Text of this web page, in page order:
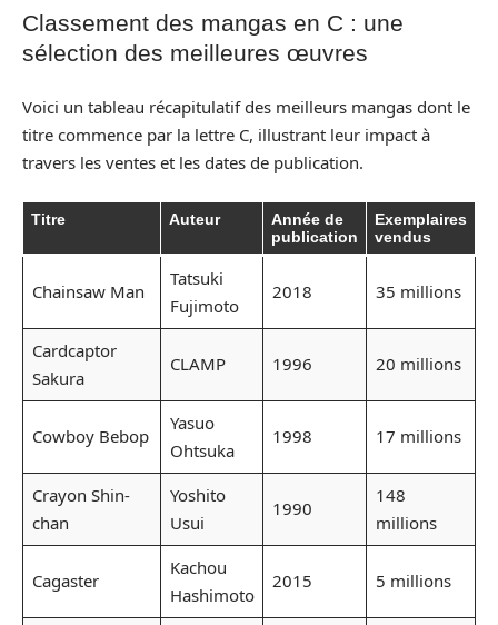
Classement des mangas en C : une
sélection des meilleures œuvres
Voici un tableau récapitulatif des meilleurs mangas dont le
titre commence par la lettre C, illustrant leur impact à
travers les ventes et les dates de publication.
Titre Auteur
Année de
publication
Exemplaires
vendus
Chainsaw Man
Tatsuki
Fujimoto
2018 35 millions
Cardcaptor
Sakura
CLAMP 1996 20 millions
Cowboy Bebop
Yasuo
Ohtsuka
1998 17 millions
Crayon Shin-
chan
Yoshito
Usui
1990
148
millions
Cagaster
Kachou
Hashimoto
2015 5 millions